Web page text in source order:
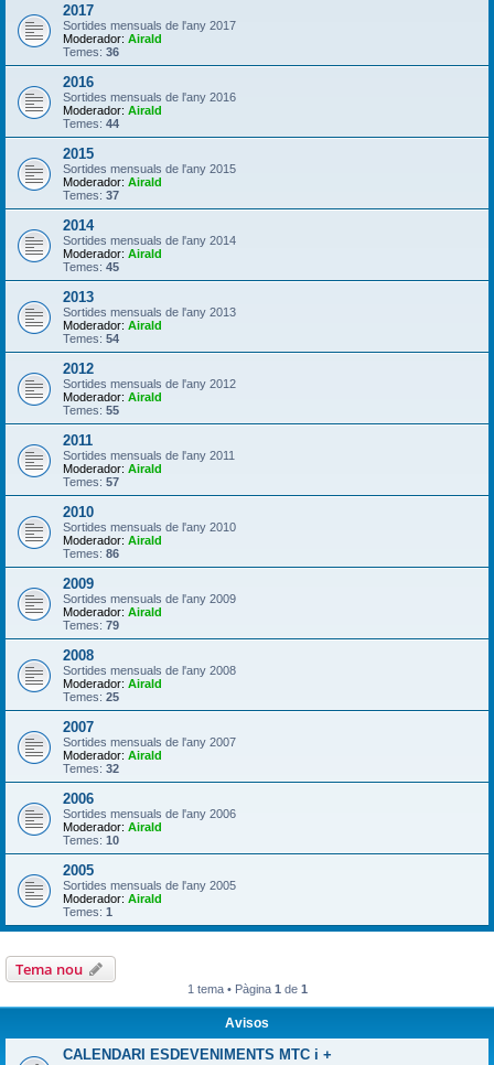
2017
Sortides mensuals de l'any 2017
Moderador: Airald
Temes: 36
2016
Sortides mensuals de l'any 2016
Moderador: Airald
Temes: 44
2015
Sortides mensuals de l'any 2015
Moderador: Airald
Temes: 37
2014
Sortides mensuals de l'any 2014
Moderador: Airald
Temes: 45
2013
Sortides mensuals de l'any 2013
Moderador: Airald
Temes: 54
2012
Sortides mensuals de l'any 2012
Moderador: Airald
Temes: 55
2011
Sortides mensuals de l'any 2011
Moderador: Airald
Temes: 57
2010
Sortides mensuals de l'any 2010
Moderador: Airald
Temes: 86
2009
Sortides mensuals de l'any 2009
Moderador: Airald
Temes: 79
2008
Sortides mensuals de l'any 2008
Moderador: Airald
Temes: 25
2007
Sortides mensuals de l'any 2007
Moderador: Airald
Temes: 32
2006
Sortides mensuals de l'any 2006
Moderador: Airald
Temes: 10
2005
Sortides mensuals de l'any 2005
Moderador: Airald
Temes: 1
Tema nou
1 tema • Pàgina 1 de 1
Avisos
CALENDARI ESDEVENIMENTS MTC i +